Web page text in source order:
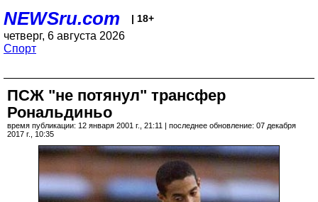
NEWSru.com | 18+
четверг, 6 августа 2026
Спорт
ПСЖ "не потянул" трансфер
Рональдиньо
время публикации: 12 января 2001 г., 21:11 | последнее обновление: 07 декабря
2017 г., 10:35